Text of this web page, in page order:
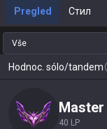
Pregled Стил
Vše
Hodnoc. sólo/tandem
master
40 LP